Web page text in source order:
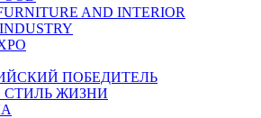
AND INTERIOR
ПОБЕДИТЕЛЬ
СТИЛЬ ЖИЗНИ